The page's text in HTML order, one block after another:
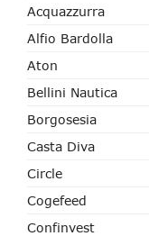
Acquazzurra
Alfio Bardolla
Aton
Bellini Nautica
Borgosesia
Casta Diva
Circle
Cogefeed
Confinvest